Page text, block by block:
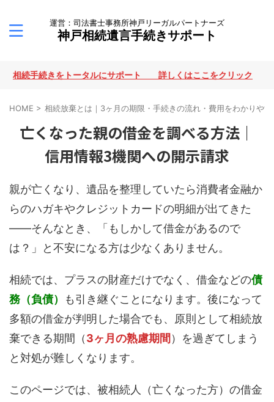
運営：司法書士事務所神戸リーガルパートナーズ
神戸相続遺言手続きサポート
続きをトータルにサポート 詳しくはここをクリック
HOME > 相続放棄とは｜3ヶ月の期限・手続きの流れ・費用をわかりや
亡くなった親の借金を調べる方法｜
信用情報3機関への開示請求
親が亡くなり、遺品を整理していたら消費者金融か
らのハガキやクレジットカードの明細が出てきた
——そんなとき、「もしかして借金があるので
は？」と不安になる方は少なくありません。
相続では、プラスの財産だけでなく、借金などの債
務（負債）
も引き継ぐことになります。後になって
多額の借金が判明した場合でも、原則として相続放
棄できる期間（3ヶ月の熟慮期間 ）を過ぎてしまう
と対処が難しくなります。
このページでは、被相続人（亡くなった方）の借金